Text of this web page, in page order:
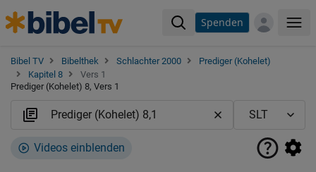
Spenden
Bibel TV Bibelthek Schlachter 2000
Prediger (Kohelet)
Kapitel 8
Vers 1
Prediger (Kohelet) 8, Vers 1
Videos einblenden